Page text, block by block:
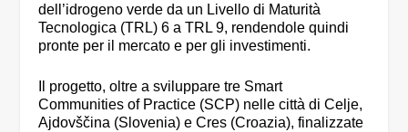
dell’idrogeno verde da un Livello di Maturità
Tecnologica (TRL) 6 a TRL 9, rendendole quindi
pronte per il mercato e per gli investimenti.
Il progetto, oltre a sviluppare tre Smart
Communities of Practice (SCP) nelle città di Celje,
Ajdovščina (Slovenia) e Cres (Croazia), finalizzate